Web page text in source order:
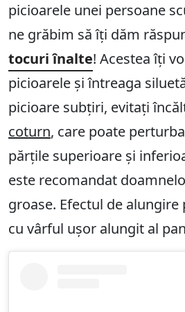
picioarele unei persoane
ne grăbim să îți dăm
tocuri înalte! Acestea îți
picioarele și întreaga
picioare subțiri, evitați
coturn, care poate
părțile superioare și
este recomandat
groase. Efectul de
cu vârful ușor alungit al